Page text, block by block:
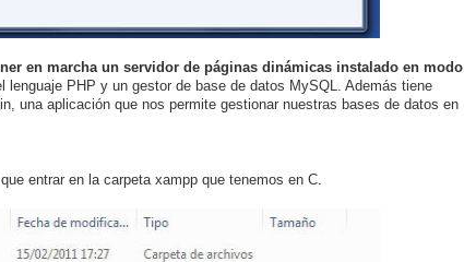
en marcha un servidor de páginas dinámicas instalado en modo
PHP y un gestor de base de datos MySQL. Además tiene
una aplicación que nos permite gestionar nuestras bases de datos en
entrar en la carpeta xampp que tenemos en C.